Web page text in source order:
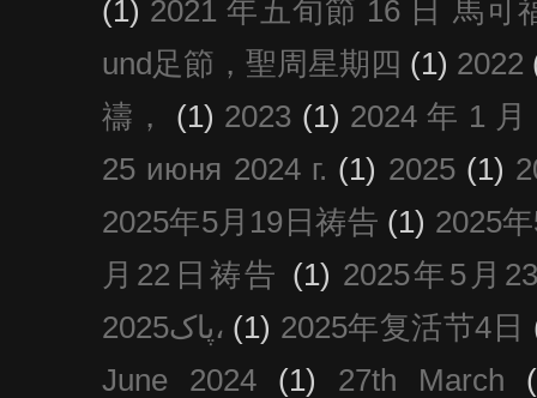
(1) 2021 年五旬節 16 日 馬可
und足節，聖周星期四 (1) 2022
禱，
(1) 2023 (1) 2024 年 1
25 июня 2024 г. (1) 2025 (1)
2025年5月19日祷告 (1) 2025
月22日祷告 (1) 2025年5月
پاک2025، (1) 2025年复活节4日
June 2024
(1) 27th March